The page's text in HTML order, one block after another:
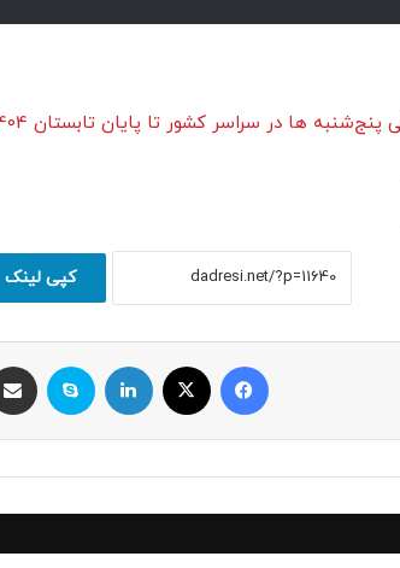
ها در سراسر کشور تا پایان تابستان 1404
کپی لینک
فیسبوک ایکس لینکداین اسکایپ